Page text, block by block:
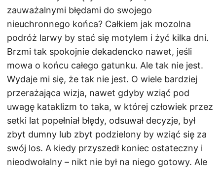
zauważalnymi błędami do swojego
nieuchronnego końca? Całkiem jak mozolna
podróż larwy by stać się motylem i żyć kilka dni.
Brzmi tak spokojnie dekadencko nawet, jeśli
mowa o końcu całego gatunku. Ale tak nie jest.
Wydaje mi się, że tak nie jest. O wiele bardziej
przerażająca wizja, nawet gdyby wziąć pod
uwagę kataklizm to taka, w której człowiek przez
setki lat popełniał błędy, odsuwał decyzje, był
zbyt dumny lub zbyt podzielony by wziąć się za
swój los. A kiedy przyszedł koniec ostateczny i
nieodwołalny – nikt nie był na niego gotowy. Ale